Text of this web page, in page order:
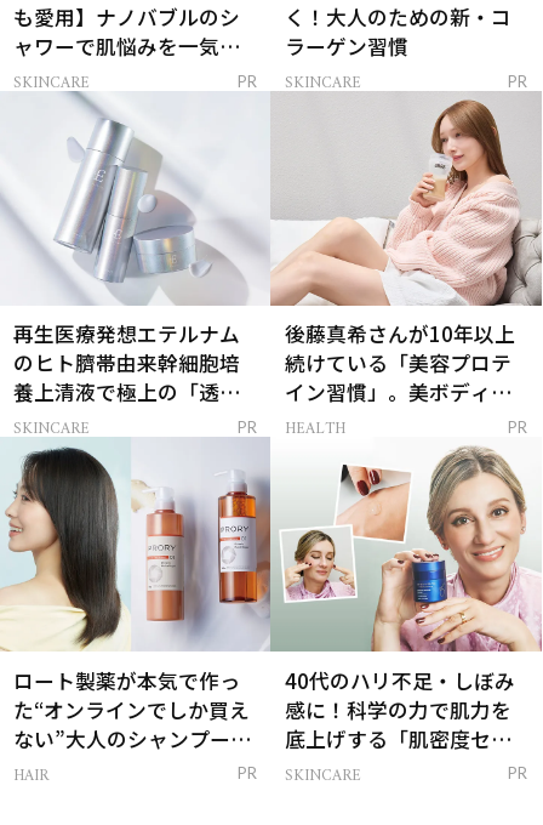
も愛用】ナノバブルのシ
ャワーで肌悩みを一気に
解決
SKINCARE PR
く！大人のための新・コ
ラーゲン習慣
SKINCARE PR
再生医療発想エテルナム
のヒト臍帯由来幹細胞培
養上清液で極上の「透明
感ハリ肌」へ
SKINCARE PR
後藤真希さんが10年以上
続けている「美容プロテ
イン習慣」。美ボディを
支える朝ルーティンと
HEALTH PR
ロート製薬が本気で作っ
た“オンラインでしか買え
ない”大人のシャンプー＆
トリートメントって？
HAIR PR
40代のハリ不足・しぼみ
感に！科学の力で肌力を
底上げする「肌密度セラ
ム」
SKINCARE PR